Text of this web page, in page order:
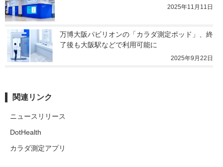
2025年11月11日
万博大阪パビリオンの「カラダ測定ポッド」、終
了後も大阪駅などで利用可能に
2025年9月22日
関連リンク
ニュースリリース
DotHealth
カラダ測定アプリ